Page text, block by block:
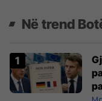
Në trend